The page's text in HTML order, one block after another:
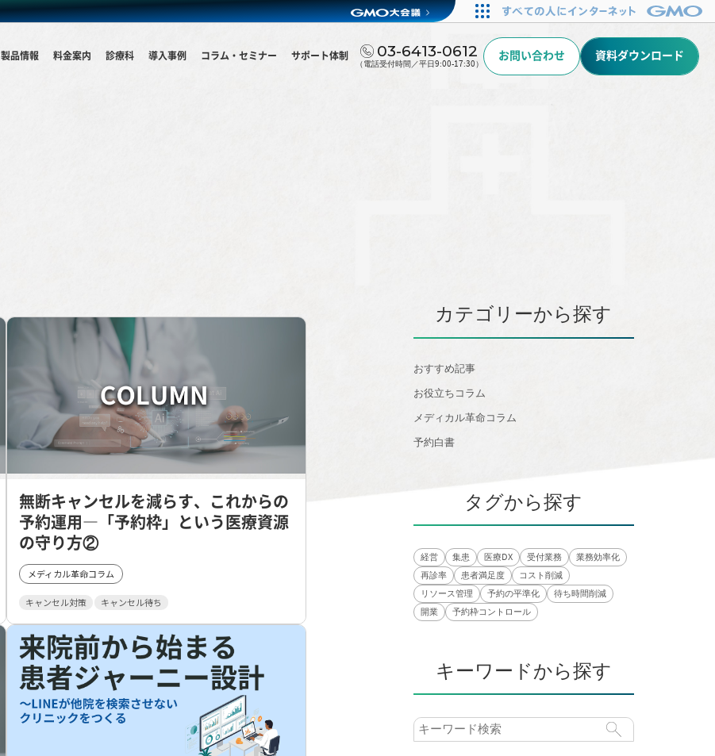
製品情報 料金案内 診療科 導入事例 コラム・セミナー サポート体制 03-6413-0612
（電話受付時間／平日9:00-17:30）
お問い合わせ 資料ダウンロード
無断キャンセルを減らす、これからの
予約運用―「予約枠」という医療資源
の守り方②
メディカル革命コラム
キャンセル対策 キャンセル待ち
カテゴリーから探す
おすすめ記事
お役立ちコラム
メディカル革命コラム
予約白書
タグから探す
経営 集患 医療DX 受付業務
業務効率化
再診率
患者満足度
コスト削減
リソース管理
予約の平準化
待ち時間削減
開業
予約枠コントロール
キーワードから探す